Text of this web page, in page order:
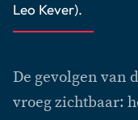
Leo Kever).
De gevolgen van
vroeg zichtbaar: